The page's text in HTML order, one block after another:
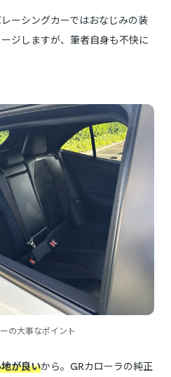
ーシングカーではおなじみの装
ジしますが、筆者自身も不快に
の大事なポイント
が良いから。GRカローラの純正